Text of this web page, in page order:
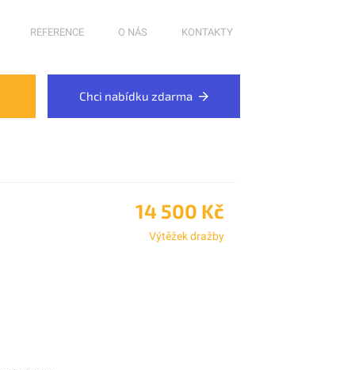
REFERENCE O NÁS KONTAKTY
Chci nabídku zdarma
14 500 Kč
Výtěžek dražby